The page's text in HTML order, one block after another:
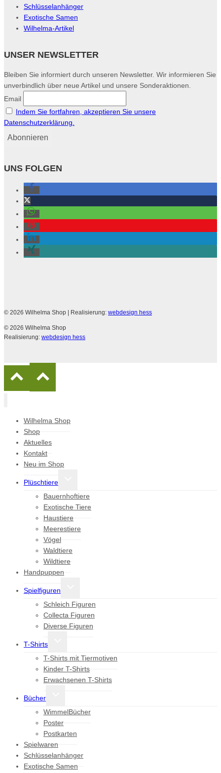
Schlüsselanhänger
Exotische Samen
Wilhelma-Artikel
UNSER NEWSLETTER
Bleiben Sie informiert durch unseren Newsletter. Wir informieren Sie
unverbindlich über neue Artikel und unsere Sonderaktionen.
Email
Indem Sie fortfahren, akzeptieren Sie unsere
Datenschutzerklärung.
UNS FOLGEN
© 2026 Wilhelma Shop | Realisierung: webdesign hess
© 2026 Wilhelma Shop
Realisierung: webdesign hess
Wilhelma Shop
Shop
Aktuelles
Kontakt
Neu im Shop
Plüschtiere
Bauernhoftiere
Exotische Tiere
Haustiere
Meerestiere
Vögel
Waldtiere
Wildtiere
Handpuppen
Spielfiguren
Schleich Figuren
Collecta Figuren
Diverse Figuren
T-Shirts
T-Shirts mit Tiermotiven
Kinder T-Shirts
Erwachsenen T-Shirts
Bücher
WimmelBücher
Poster
Postkarten
Spielwaren
Schlüsselanhänger
Exotische Samen